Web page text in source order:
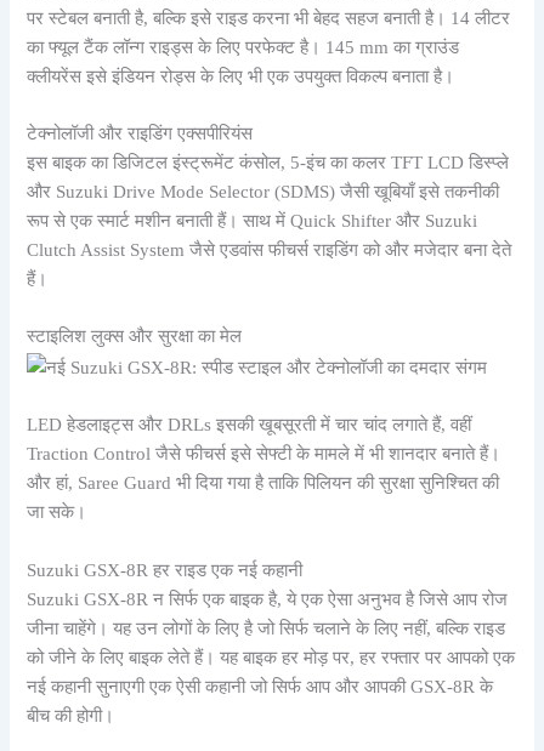
पर स्टेबल बनाती है, बल्कि इसे राइड करना भी बेहद सहज बनाती है। 14 लीटर
का फ्यूल टैंक लॉन्ग राइड्स के लिए परफेक्ट है। 145 mm का ग्राउंड
क्लीयरेंस इसे इंडियन रोड्स के लिए भी एक उपयुक्त विकल्प बनाता है।
टेक्नोलॉजी और राइडिंग एक्सपीरियंस
इस बाइक का डिजिटल इंस्ट्रूमेंट कंसोल, 5-इंच का कलर TFT LCD डिस्प्ले
और Suzuki Drive Mode Selector (SDMS) जैसी खूबियाँ इसे तकनीकी
रूप से एक स्मार्ट मशीन बनाती हैं। साथ में Quick Shifter और Suzuki
Clutch Assist System जैसे एडवांस फीचर्स राइडिंग को और मजेदार बना देते
हैं।
स्टाइलिश लुक्स और सुरक्षा का मेल
LED हेडलाइट्स और DRLs इसकी खूबसूरती में चार चांद लगाते हैं, वहीं
Traction Control जैसे फीचर्स इसे सेफ्टी के मामले में भी शानदार बनाते हैं।
और हां, Saree Guard भी दिया गया है ताकि पिलियन की सुरक्षा सुनिश्चित की
जा सके।
Suzuki GSX-8R हर राइड एक नई कहानी
Suzuki GSX-8R न सिर्फ एक बाइक है, ये एक ऐसा अनुभव है जिसे आप रोज
जीना चाहेंगे। यह उन लोगों के लिए है जो सिर्फ चलाने के लिए नहीं, बल्कि राइड
को जीने के लिए बाइक लेते हैं। यह बाइक हर मोड़ पर, हर रफ्तार पर आपको एक
नई कहानी सुनाएगी एक ऐसी कहानी जो सिर्फ आप और आपकी GSX-8R के
बीच की होगी।